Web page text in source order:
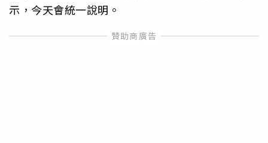
示，今天會統一說明。